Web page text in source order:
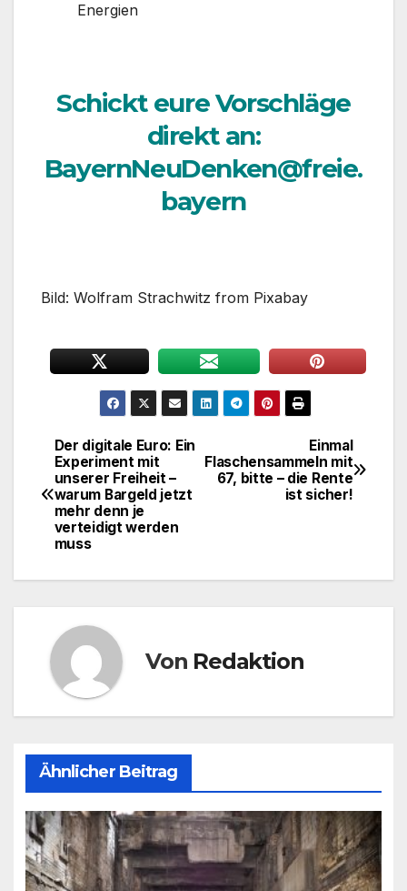
Energien
Schickt eure Vorschläge
direkt an:
BayernNeuDenken@freie.
bayern
Bild: Wolfram Strachwitz from Pixabay
Beitragsnavigation Einmal
Flaschensammeln mit
67, bitte – die Rente
ist sicher!
Der digitale Euro: Ein
Experiment mit
unserer Freiheit –
warum Bargeld jetzt
mehr denn je
verteidigt werden
muss
Von Redaktion
Ähnlicher Beitrag